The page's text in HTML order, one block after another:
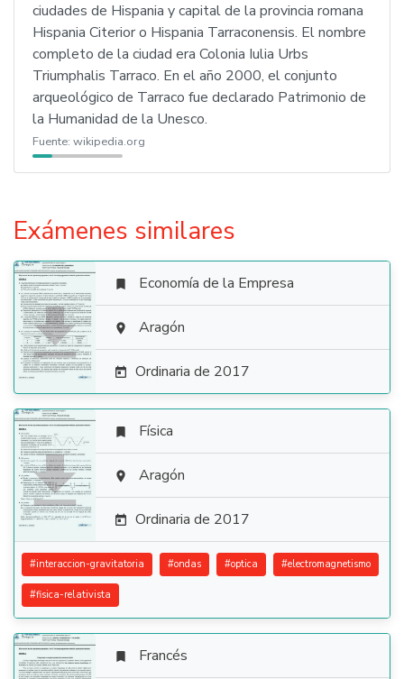
ciudades de Hispania y capital de la provincia romana
Hispania Citerior o Hispania Tarraconensis. El nombre
completo de la ciudad era Colonia Iulia Urbs
Triumphalis Tarraco. En el año 2000, el conjunto
arqueológico de Tarraco fue declarado Patrimonio de
la Humanidad de la Unesco.
Fuente: wikipedia.org
Exámenes similares

 Economía de la Empresa
 Aragón
 Ordinaria de 2017

 Física
 Aragón
 Ordinaria de 2017
#interaccion-gravitatoria #ondas #optica #electromagnetismo
#fisica-relativista
 Francés